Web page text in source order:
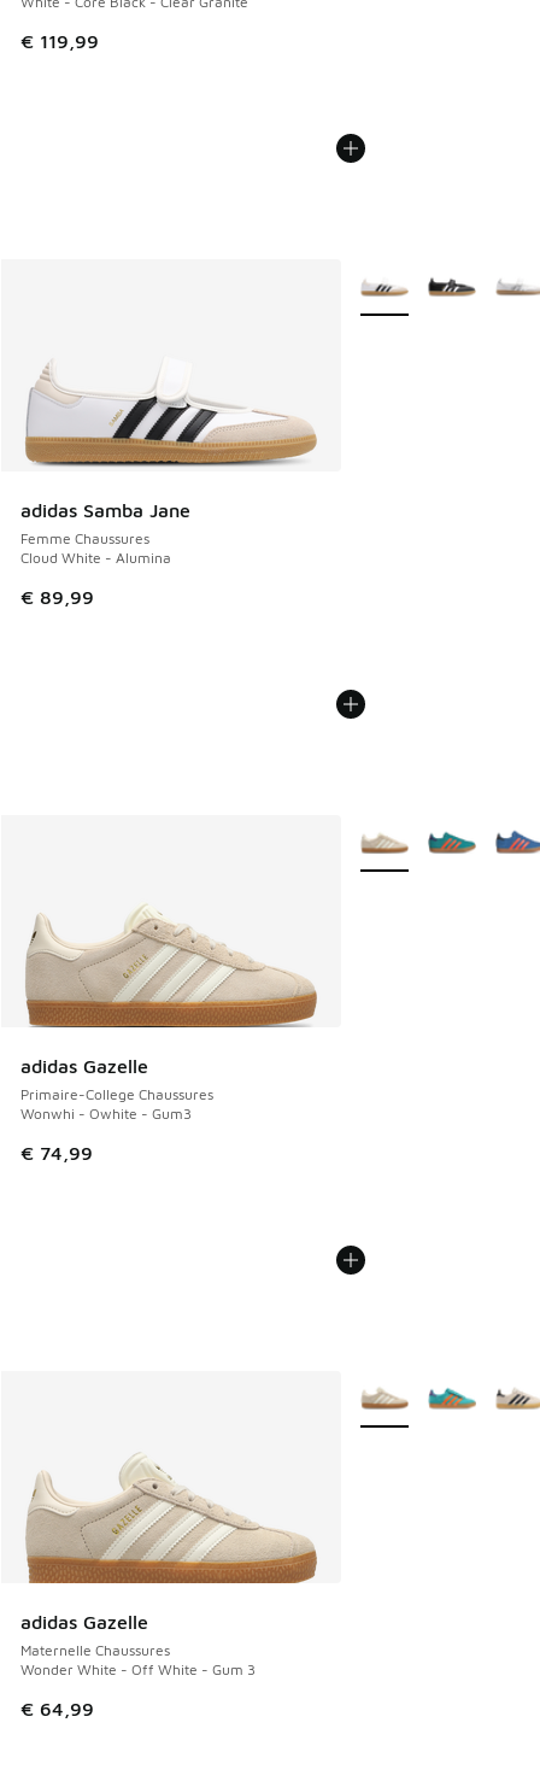
€ 119,99
adidas Samba Jane
Femme Chaussures
Cloud White - Alumina
€ 89,99
Plus de couleurs
adidas Gazelle
Primaire-College Chaussures
Wonwhi - Owhite - Gum3
€ 74,99
Plus de couleurs
adidas Gazelle
Maternelle Chaussures
Wonder White - Off White - Gum 3
€ 64,99
Plus de couleurs